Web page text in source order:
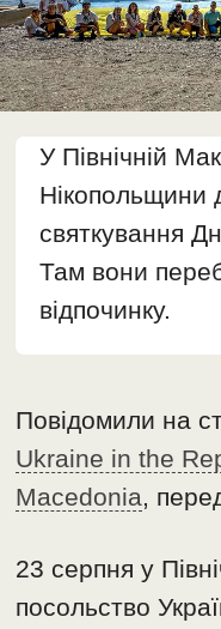
У Північній
Нікопольщини
святкування
Там вони
відпочинку.
Повідомили на
Ukraine in the
Macedonia,
23 серпня у
посольство